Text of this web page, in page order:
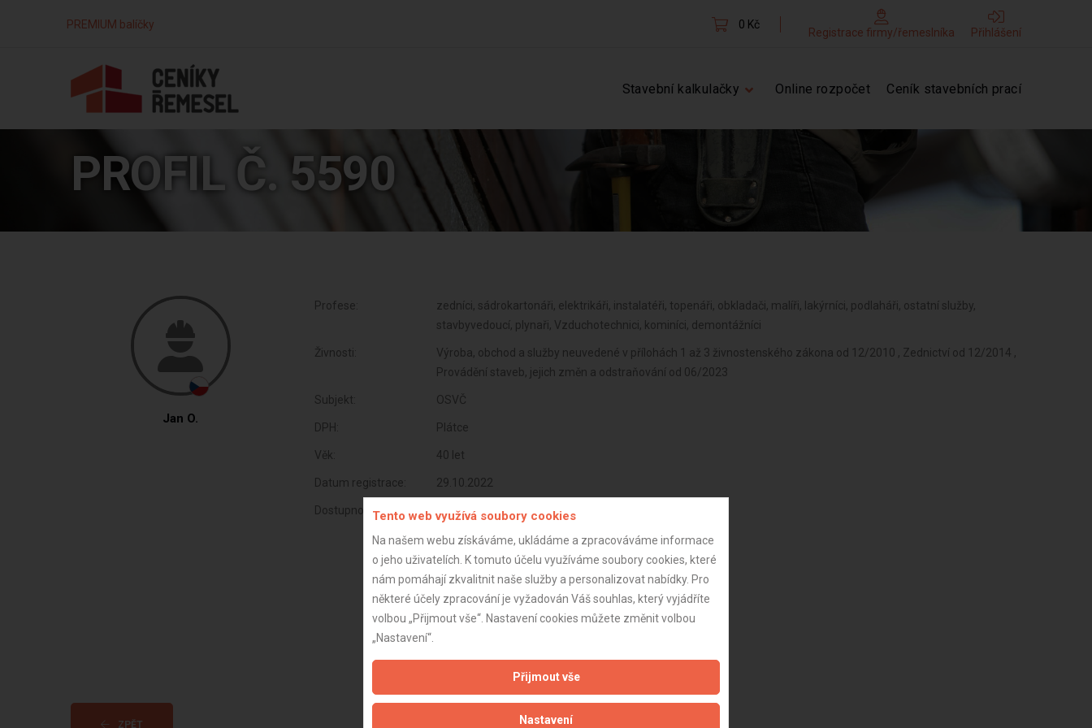
PREMIUM balíčky 0 Kč
Registrace firmy/řemeslníka Přihlášení
Stavební kalkulačky Online rozpočet Ceník stavebních prací
PROFIL Č. 5590
Jan O.
Profese:
zedníci, sádrokartonáři, elektrikáři, instalatéři, topenáři, obkladači, malíři, lakýrníci, podlaháři, ostatní služby,
stavbyvedoucí, plynaři, Vzduchotechnici, kominíci, demontážníci
Živnosti:
Výroba, obchod a služby neuvedené v přílohách 1 až 3 živnostenského zákona od 12/2010 , Zednictví od 12/2014 ,
Provádění staveb, jejich změn a odstraňování od 06/2023
Subjekt: OSVČ
DPH: Plátce
Věk: 40 let
Datum registrace: 29.10.2022
Dostupnost:
ZPĚT Aktualizováno z portálu ARES dne 01.01.2024 14:45:07
Tento web využívá soubory cookies
Na našem webu získáváme, ukládáme a zpracováváme informace
o jeho uživatelích. K tomuto účelu využíváme soubory cookies, které
nám pomáhají zkvalitnit naše služby a personalizovat nabídky. Pro
některé účely zpracování je vyžadován Váš souhlas, který vyjádříte
volbou „Přijmout vše“. Nastavení cookies můžete změnit volbou
„Nastavení“.
Přijmout vše
Nastavení